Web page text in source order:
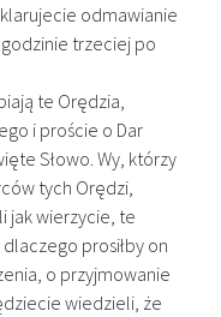
odmawianie
trzeciej po
te Orędzia,
i proście o Dar
Słowo. Wy, którzy
tych Orędzi,
jak wierzycie, te
prosiłby on
o przyjmowanie
wiedzieli, że